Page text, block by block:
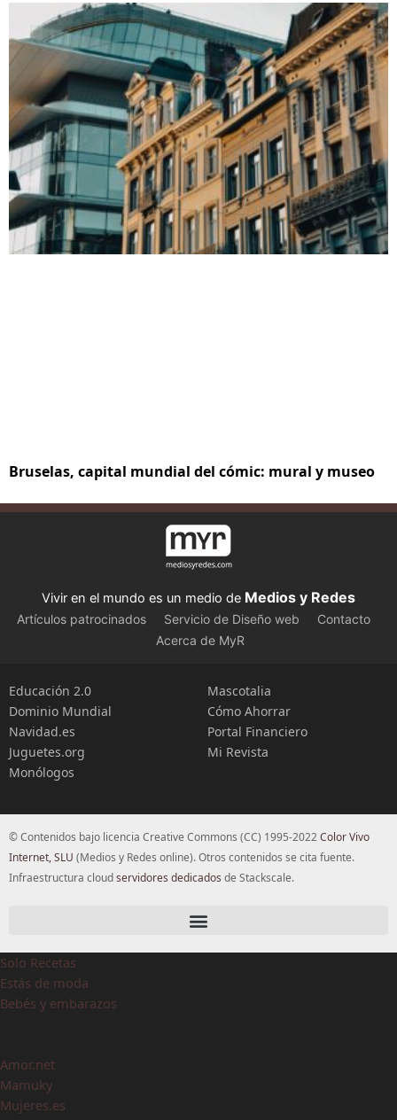
Bruselas, capital mundial del cómic: mural y museo
Vivir en el mundo es un medio de Medios y Redes
Artículos patrocinados Servicio de Diseño web
Contacto
Acerca de MyR
Educación 2.0
Dominio Mundial
Navidad.es
Juguetes.org
Monólogos
Mascotalia
Cómo Ahorrar
Portal Financiero
Mi Revista
© Contenidos bajo licencia Creative Commons (CC) 1995-2022Color Vivo
Internet, SLU (Medios y Redes online). Otros contenidos se cita fuente.
Infraestructura cloudservidores dedicados de Stackscale.
Solo Recetas
Estás de moda
Bebés y embarazos
Amor.net
Mamuky
Mujeres.es